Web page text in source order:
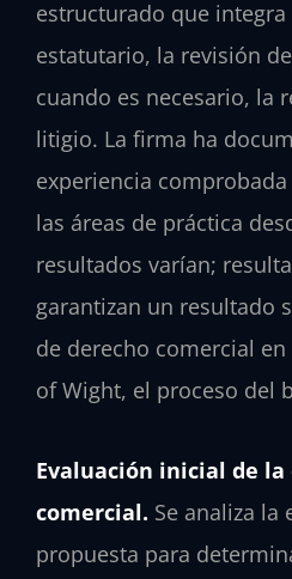
estructurado que integra
estatutario, la revisión
cuando es necesario, la
litigio. La firma ha
experiencia
las áreas de práctica
resultados varían;
garantizan un resultado
de derecho comercial
of Wight, el proceso del
Evaluación inicial de
comercial. Se analiza la
propuesta para